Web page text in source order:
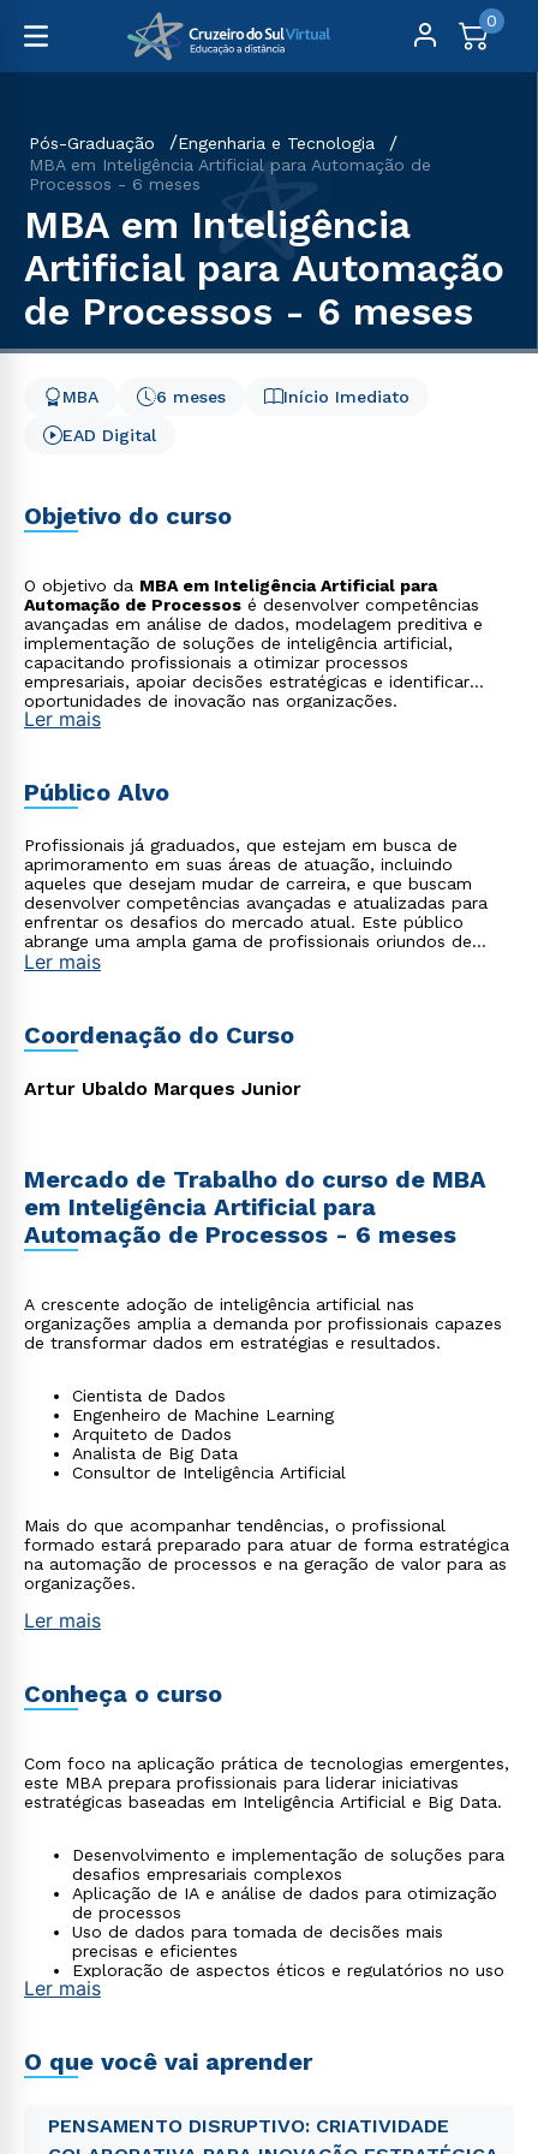
0
Pós-Graduação
Engenharia e Tecnologia
MBA em Inteligência Artificial para Automação de
Processos - 6 meses
MBA em Inteligência
Artificial para Automação
de Processos - 6 meses
Início Imediato
6 meses
MBA
EAD Digital
Objetivo do curso
O objetivo da MBA em Inteligência Artificial para
Automação de Processos é desenvolver competências
avançadas em análise de dados, modelagem preditiva e
implementação de soluções de inteligência artificial,
capacitando profissionais a otimizar processos
empresariais, apoiar decisões estratégicas e identificar
oportunidades de inovação nas organizações.
Ler mais
Público Alvo
Profissionais já graduados, que estejam em busca de
aprimoramento em suas áreas de atuação, incluindo
aqueles que desejam mudar de carreira, e que buscam
desenvolver competências avançadas e atualizadas para
enfrentar os desafios do mercado atual. Este público
abrange uma ampla gama de profissionais oriundos de
diversas áreas, como tecnologia, saúde, empresarial,
carreiras e alcançar o sucesso profissional.
Ler mais
Coordenação do Curso
Artur Ubaldo Marques Junior
Mercado de Trabalho do curso de MBA
em Inteligência Artificial para
Automação de Processos - 6 meses
A crescente adoção de inteligência artificial nas
organizações amplia a demanda por profissionais capazes
de transformar dados em estratégias e resultados.
Cientista de Dados
Engenheiro de Machine Learning
Arquiteto de Dados
Analista de Big Data
Consultor de Inteligência Artificial
Mais do que acompanhar tendências, o profissional
formado estará preparado para atuar de forma estratégica
na automação de processos e na geração de valor para as
organizações.
Ler mais
Conheça o curso
Com foco na aplicação prática de tecnologias emergentes,
este MBA prepara profissionais para liderar iniciativas
estratégicas baseadas em Inteligência Artificial e Big Data.
Desenvolvimento e implementação de soluções para
desafios empresariais complexos
Aplicação de IA e análise de dados para otimização
de processos
Uso de dados para tomada de decisões mais
precisas e eficientes
Exploração de aspectos éticos e regulatórios no uso
da inteligência artificial
Ler mais
O que você vai aprender
PENSAMENTO DISRUPTIVO: CRIATIVIDADE